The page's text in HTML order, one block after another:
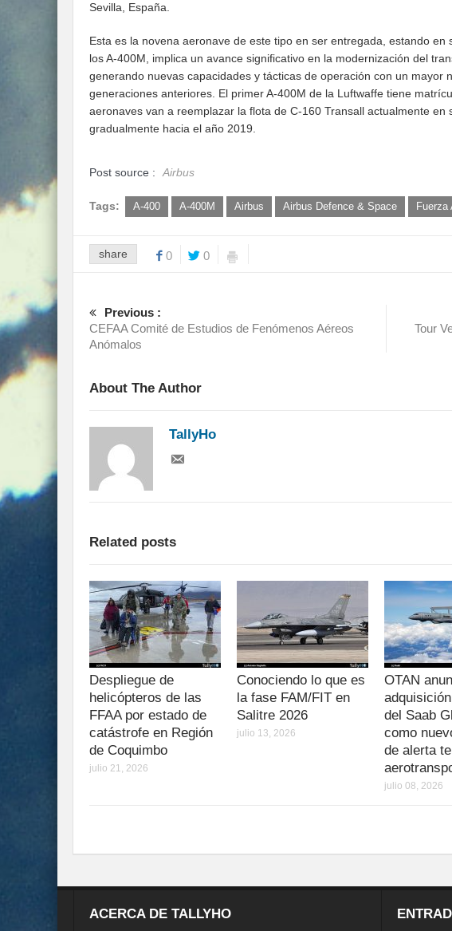
Sevilla, España.
Esta es la novena aeronave de este tipo en ser entregada, estando
los A-400M, implica un avance significativo en la modernización del
generando nuevas capacidades y tácticas de operación con un mayor
generaciones anteriores. El primer A-400M de la Luftwaffe tiene
aeronaves van a reemplazar la flota de C-160 Transall actualmente en
gradualmente hacia el año 2019.
Post source : Airbus
Tags: A-400 A-400M Airbus Airbus Defence & Space Fuerza
share 0 0
Previous :
CEFAA Comité de Estudios de Fenómenos Aéreos
Anómalos
Tour
About The Author
TallyHo
Related posts
Despliegue de
helicópteros de las
FFAA por estado de
catástrofe en Región
de Coquimbo
julio 21, 2026
Conociendo lo que es
la fase FAM/FIT en
Salitre 2026
julio 13, 2026
OTAN
del Saab
como
de alerta
julio 08, 2026
ACERCA DE TALLYHO